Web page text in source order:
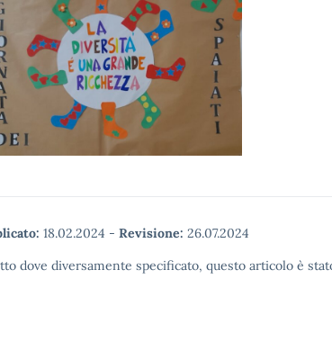
18.02.2024 - Revisione: 26.07.2024
dove diversamente specificato, questo articolo è